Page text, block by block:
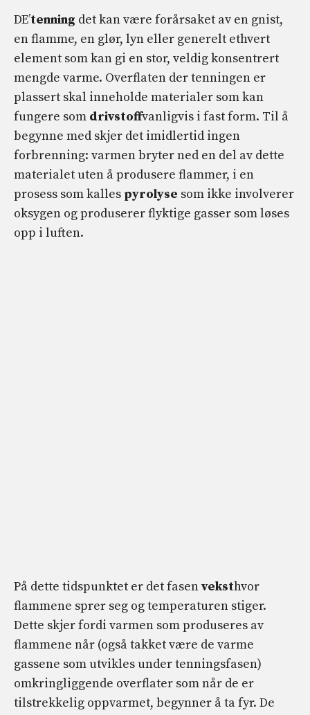
DE’tenning det kan være forårsaket av en gnist,
en flamme, en glør, lyn eller generelt ethvert
element som kan gi en stor, veldig konsentrert
mengde varme. Overflaten der tenningen er
plassert skal inneholde materialer som kan
fungere som drivstoffvanligvis i fast form. Til å
begynne med skjer det imidlertid ingen
forbrenning: varmen bryter ned en del av dette
materialet uten å produsere flammer, i en
prosess som kalles pyrolyse som ikke involverer
oksygen og produserer flyktige gasser som løses
opp i luften.
På dette tidspunktet er det fasenveksthvor
flammene sprer seg og temperaturen stiger.
Dette skjer fordi varmen som produseres av
flammene når (også takket være de varme
gassene som utvikles under tenningsfasen)
omkringliggende overflater som når de er
tilstrekkelig oppvarmet, begynner å ta fyr. De